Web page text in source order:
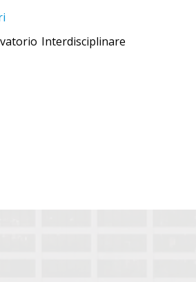
Interdisciplinare